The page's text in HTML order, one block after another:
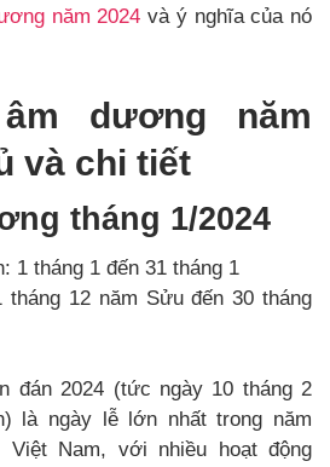
năm 2024 và ý nghĩa của nó
dương năm
và chi tiết
tháng 1/2024
1 tháng 1 đến 31 tháng 1
tháng 12 năm Sửu đến 30 tháng
đán 2024 (tức ngày 10 tháng 2
là ngày lễ lớn nhất trong năm
Việt Nam, với nhiều hoạt động